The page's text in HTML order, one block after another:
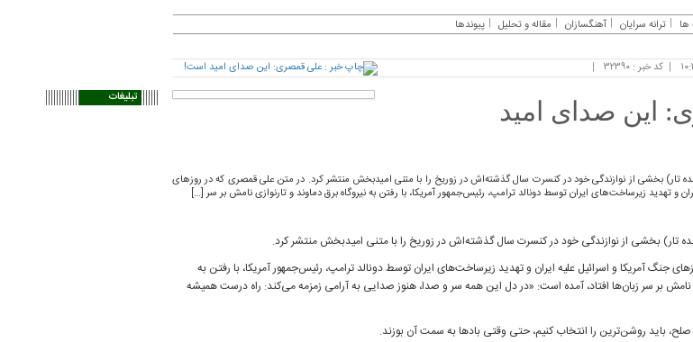
ترانه سرایان آهنگسازان مقاله و تحلیل پیوندها
کد خبر : ۳۲۳۹۰
این صدای امید
تار) بخشی از نوازندگی خود در کنسرت سال گذشته‌اش در زوریخ را با متنی امیدبخش منتشر کرد. در متن علی قمصری که در روزهای
و تهدید زیرساخت‌های ایران توسط دونالد ترامپ، رئیس‌جمهور آمریکا، با رفتن به نیروگاه برق دماوند و تارنوازی نامش بر سر […]
تار) بخشی از نوازندگی خود در کنسرت سال گذشته‌اش در زوریخ را با متنی امیدبخش منتشر کرد.
جنگ آمریکا و اسرائیل علیه ایران و تهدید زیرساخت‌های ایران توسط دونالد ترامپ، رئیس‌جمهور آمریکا، با رفتن به
نامش بر سر زبان‌ها افتاد، آمده است: «در دل این همه سر و صدا، هنوز صدایی به آرامی زمزمه می‌کند: راه درست همیشه
صلح، باید روشن‌ترین را انتخاب کنیم، حتی وقتی بادها به سمت آن بوزند.
تبلیغات